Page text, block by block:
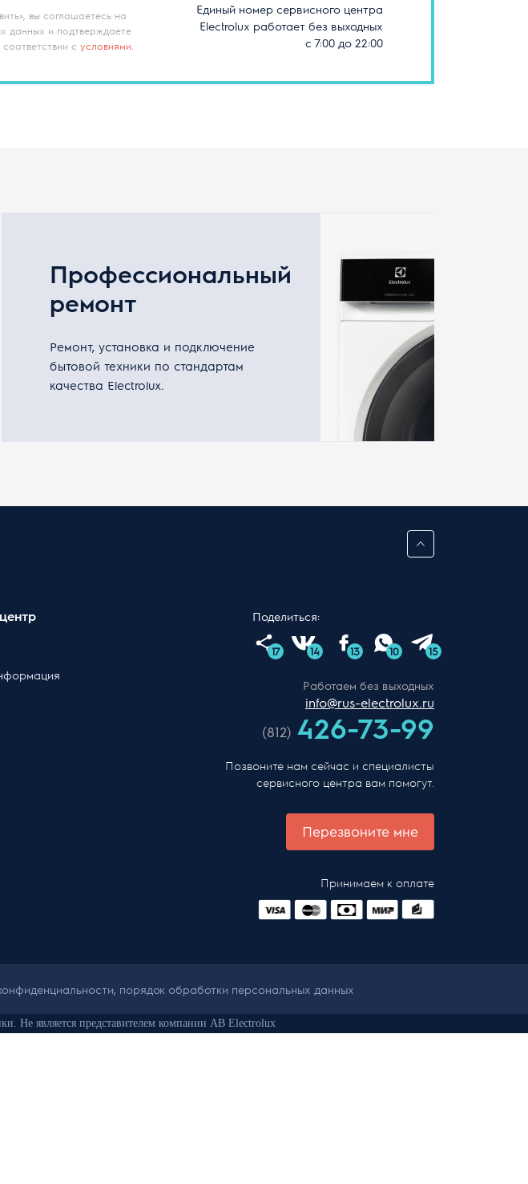
вы соглашаетесь на
данных и подтверждаете
с условиями.
Единый номер сервисного центра
Electrolux работает без выходных
с 7:00 до 22:00
Профессиональный
ремонт
Ремонт, установка и подключение
бытовой техники по стандартам
качества Electrolux.
Поделиться:
17 14 13 10 15
Работаем без выходных
info@rus-electrolux.ru
(812) 426-73-99
Позвоните нам сейчас и специалисты
сервисного центра вам помогут.
Перезвоните мне
Принимаем к оплате
порядок обработки персональных данных
Не является представителем компании AB Electrolux